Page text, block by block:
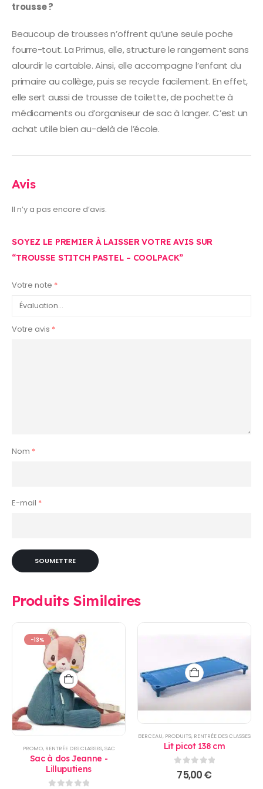
trousse ?
Beaucoup de trousses n’offrent qu’une seule poche
fourre-tout. La Primus, elle, structure le rangement sans
alourdir le cartable. Ainsi, elle accompagne l’enfant du
primaire au collège, puis se recycle facilement. En effet,
elle sert aussi de trousse de toilette, de pochette à
médicaments ou d’organiseur de sac à langer. C’est un
achat utile bien au-delà de l’école.
Avis
Il n’y a pas encore d’avis.
SOYEZ LE PREMIER À LAISSER VOTRE AVIS SUR
“TROUSSE STITCH PASTEL – COOLPACK”
Votre note *
Votre avis *
Nom *
E-mail *
Produits Similaires
-13%
PROMO, RENTRÉE DES CLASSES,SAC
Sac à dos Jeanne -
Lilluputiens
BERCEAU, PRODUITS, RENTRÉE DES CLASSES
Lit picot 138 cm
0sur 5
75,00€